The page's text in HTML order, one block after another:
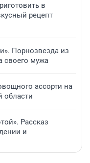
в
рецепт
Порнозвезда из
своего мужа
ассорти на
области
Рассказ
и